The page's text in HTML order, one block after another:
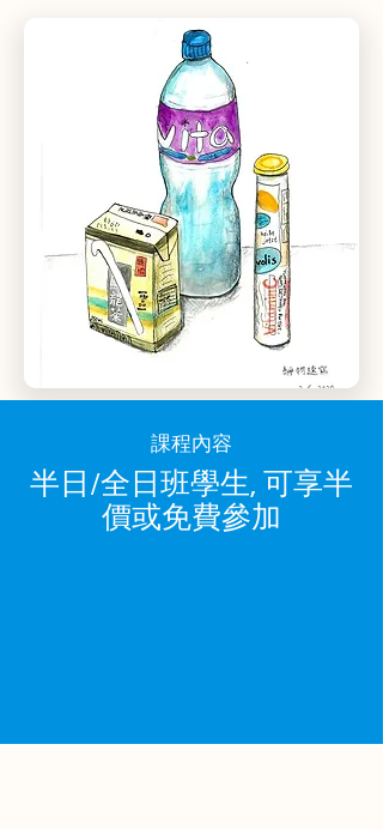
課程內容
​半日/全日班學生, 可享半
價或免費參加